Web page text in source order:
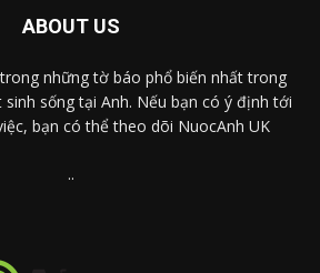
ABOUT US
những tờ báo phổ biến nhất trong
sống tại Anh. Nếu bạn có ý định tới
bạn có thể theo dõi NuocAnh UK
..